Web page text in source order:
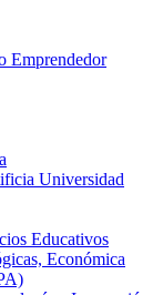
Emprendedor
Universidad
Educativos
Económica